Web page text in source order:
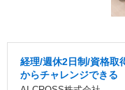
経理/週休2日制/資格取
からチャレンジできる